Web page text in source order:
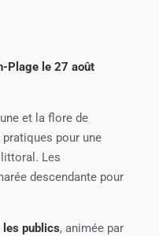
Plage le 27 août
et la flore de
pratiques pour une
Les
descendante pour
publics, animée par